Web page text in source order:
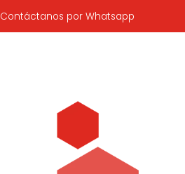
Contáctanos por Whatsapp